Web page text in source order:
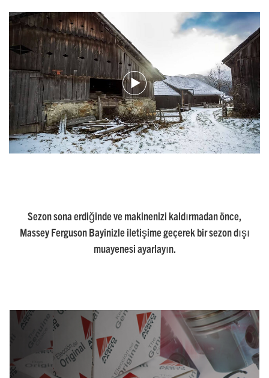
Sezon sona erdiğinde ve makinenizi kaldırmadan önce,
Massey Ferguson Bayinizle iletişime geçerek bir sezon dışı
muayenesi ayarlayın.